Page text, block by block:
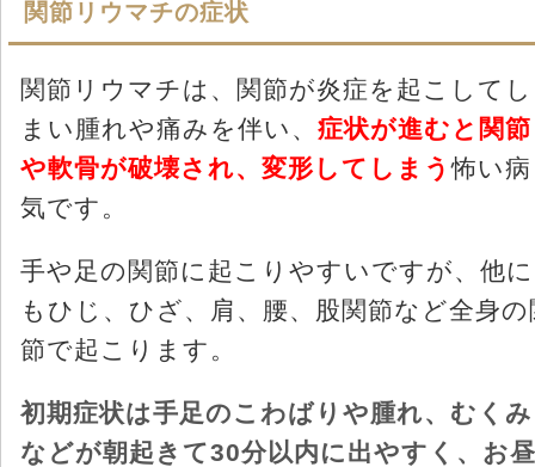
関節リウマチの症状
関節リウマチは、関節が炎症を起こしてし
まい腫れや痛みを伴い、 症状が進むと関節
や軟骨が破壊され、変形してしまう怖い病
気です。
手や足の関節に起こりやすいですが、他に
もひじ、ひざ、肩、腰、股関節など全身の
節で起こります。
初期症状は手足のこわばりや腫れ、むくみ
などが朝起きて30分以内に出やすく、お昼